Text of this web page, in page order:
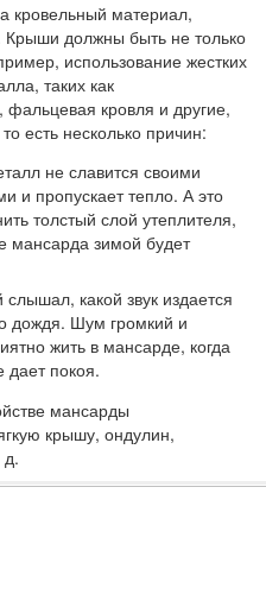
кровельный материал,
должны быть не только
использование жестких
таких как
кровля и другие,
есть несколько причин:
не славится своими
и пропускает тепло. А это
толстый слой утеплителя,
мансарда зимой будет
какой звук издается
дождя. Шум громкий и
жить в мансарде, когда
покоя.
мансарды
крышу, ондулин,
д.